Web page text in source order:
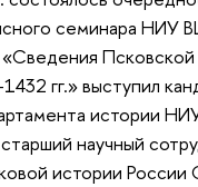
семинара НИУ
Псковской
гг.» выступил
истории
научный
истории